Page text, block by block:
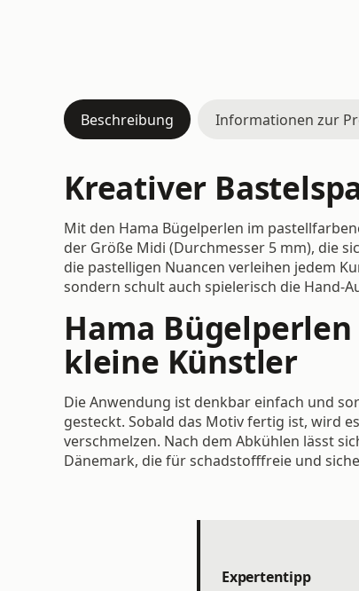
Beschreibung Informationen zur
Kreativer
Mit den Hama Bügelperlen im
der Größe Midi (Durchmesser 5 mm), die
die pastelligen Nuancen verleihen jedem
sondern schult auch spielerisch die Hand-
Hama
kleine Künstler
Die Anwendung ist denkbar einfach und
gesteckt. Sobald das Motiv fertig ist, wird
verschmelzen. Nach dem Abkühlen lässt
Dänemark, die für schadstofffreie und
Expertentipp